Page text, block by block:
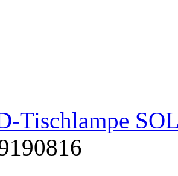
Tischlampe